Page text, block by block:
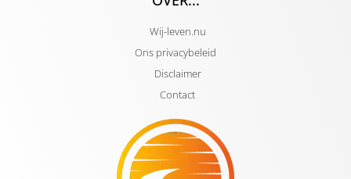
Wij-leven.nu
Ons privacybeleid
Disclaimer
Contact